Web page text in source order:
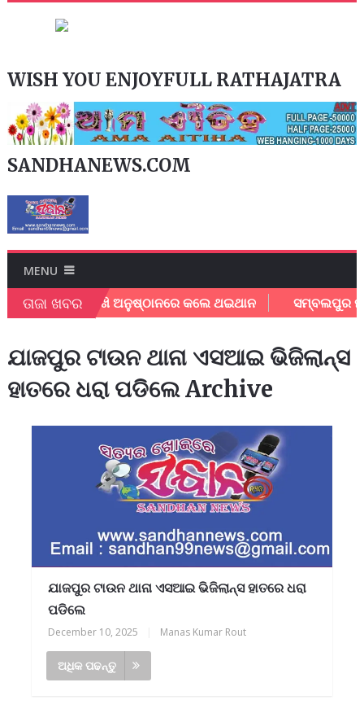
WISH YOU ENJOYFULL RATHAJATRA
SANDHANEWS.COM
MENU
ତାଜା ଖବର
ଙ୍କୁ ନେଇ ସଖି ଅନୁଷ୍ଠାନରେ କଲେ ଥଇଥାନ ସମ୍ବଲପୁର
ଯାଜପୁର ଟାଉନ ଥାନା ଏସଆଇ ଭିଜିଲାନ୍ସ
ହାତରେ ଧରା ପଡିଲେ Archive
ଯାଜପୁର ଟାଉନ ଥାନା ଏସଆଇ ଭିଜିଲାନ୍ସ ହାତରେ ଧରା
ପଡିଲେ
December 10, 2025 Manas Kumar Rout
ଅଧିକ ପଢନ୍ତୁ